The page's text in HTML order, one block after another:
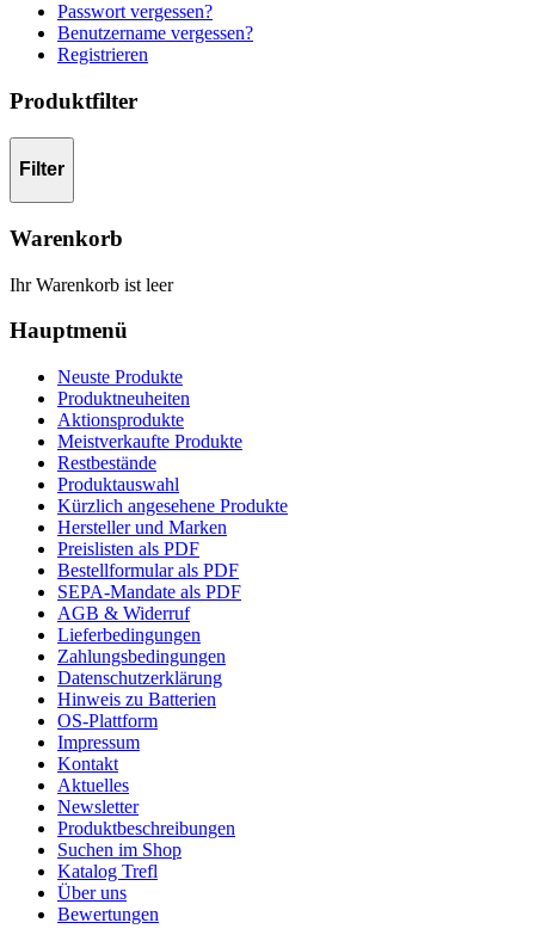
Passwort vergessen?
Benutzername vergessen?
Registrieren
Produktfilter
Filter
Warenkorb
Ihr Warenkorb ist leer
Hauptmenü
Neuste Produkte
Produktneuheiten
Aktionsprodukte
Meistverkaufte Produkte
Restbestände
Produktauswahl
Kürzlich angesehene Produkte
Hersteller und Marken
Preislisten als PDF
Bestellformular als PDF
SEPA-Mandate als PDF
AGB & Widerruf
Lieferbedingungen
Zahlungsbedingungen
Datenschutzerklärung
Hinweis zu Batterien
OS-Plattform
Impressum
Kontakt
Aktuelles
Newsletter
Produktbeschreibungen
Suchen im Shop
Katalog Trefl
Über uns
Bewertungen